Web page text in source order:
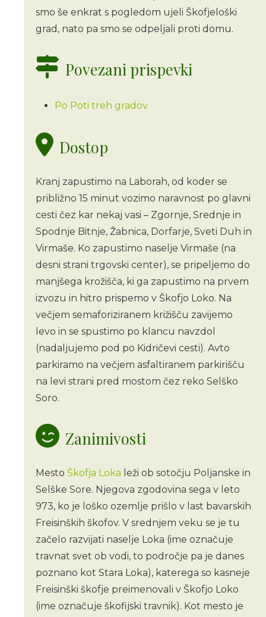
smo še enkrat s pogledom ujeli Škofjeloški
grad, nato pa smo se odpeljali proti domu.
Povezani prispevki
Po Poti treh gradov
Dostop
Kranj zapustimo na Laborah, od koder se
približno 15 minut vozimo naravnost po glavni
cesti čez kar nekaj vasi – Zgornje, Srednje in
Spodnje Bitnje, Žabnica, Dorfarje, Sveti Duh in
Virmaše. Ko zapustimo naselje Virmaše (na
desni strani trgovski center), se pripeljemo do
manjšega krožišča, ki ga zapustimo na prvem
izvozu in hitro prispemo v Škofjo Loko. Na
večjem semaforiziranem križišču zavijemo
levo in se spustimo po klancu navzdol
(nadaljujemo pod po Kidričevi cesti). Avto
parkiramo na večjem asfaltiranem parkirišču
na levi strani pred mostom čez reko Selško
Soro.
Zanimivosti
Mesto Škofja Loka leži ob sotočju Poljanske in
Selške Sore. Njegova zgodovina sega v leto
973, ko je loško ozemlje prišlo v last bavarskih
Freisinških škofov. V srednjem veku se je tu
začelo razvijati naselje Loka (ime označuje
travnat svet ob vodi, to področje pa je danes
poznano kot Stara Loka), katerega so kasneje
Freisinški škofje preimenovali v Škofjo Loko
(ime označuje škofijski travnik). Kot mesto je